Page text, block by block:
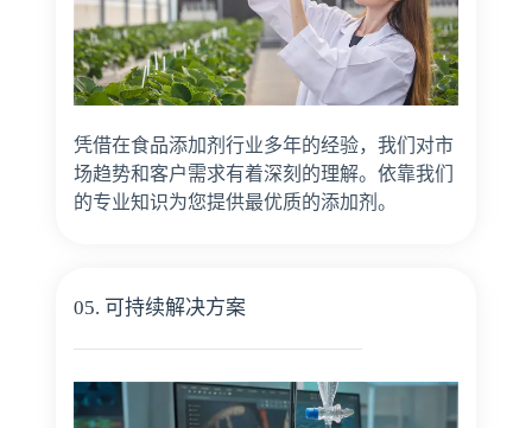
凭借在食品添加剂行业多年的经验，我们对市
场趋势和客户需求有着深刻的理解。依靠我们
的专业知识为您提供最优质的添加剂。
05. 可持续解决方案